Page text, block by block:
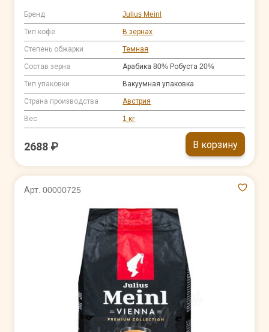
Бренд Julius Meinl
Тип кофе В зернах
Степень обжарки Темная
Состав зерна Арабика 80% Робуста 20%
Тип упаковки Вакуумная упаковка
Страна производства Австрия
Вес 1 кг
2688 ₽ В корзину
Арт. 00000725